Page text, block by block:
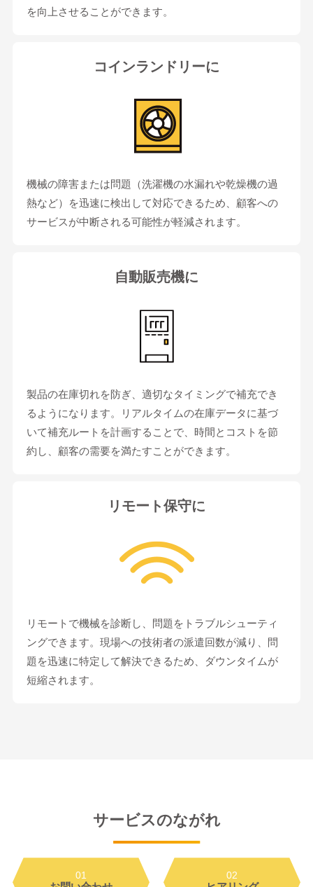
を向上させることができます。
コインランドリーに
機械の障害または問題（洗濯機の水漏れや乾燥機の過
熱など）を迅速に検出して対応できるため、顧客への
サービスが中断される可能性が軽減されます。
自動販売機に
製品の在庫切れを防ぎ、適切なタイミングで補充でき
るようになります。リアルタイムの在庫データに基づ
いて補充ルートを計画することで、時間とコストを節
約し、顧客の需要を満たすことができます。
リモート保守に
リモートで機械を診断し、問題をトラブルシューティ
ングできます。現場への技術者の派遣回数が減り、問
題を迅速に特定して解決できるため、ダウンタイムが
短縮されます。
サービスのながれ
01 02